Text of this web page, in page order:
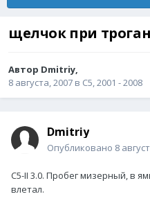
щелчок при
Автор Dmitriy,
8 августа, 2007 в С5, 2001 - 2008
Dmitriy
Опубликовано 8
С5-II 3.0. Пробег мизерный, в
влетал.